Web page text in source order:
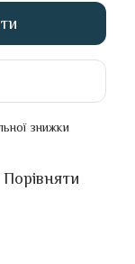
знижки
Порівняти